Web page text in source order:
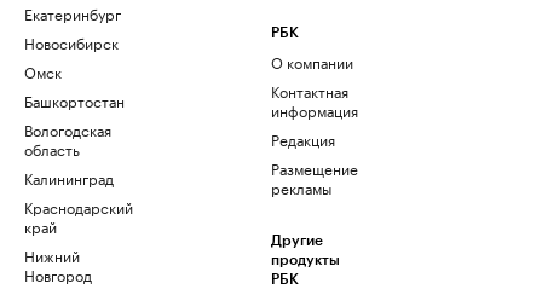
Екатеринбург
Новосибирск
Омск
Башкортостан
Вологодская
область
Калининград
Краснодарский
край
Нижний
Новгород
РБК
О компании
Контактная
информация
Редакция
Размещение
рекламы
Другие
продукты
РБК